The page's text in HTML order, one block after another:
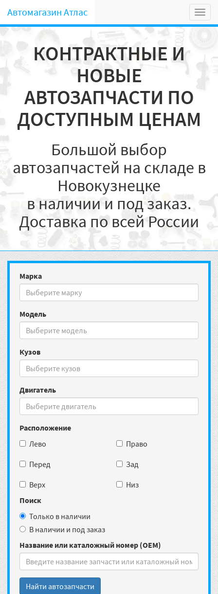
Автомагазин Атлас
КОНТРАКТНЫЕ И
НОВЫЕ
АВТОЗАПЧАСТИ ПО
ДОСТУПНЫМ ЦЕНАМ
Большой выбор
автозапчастей на складе в
Новокузнецке
в наличии и под заказ.
Доставка по всей России
Марка
Модель
Кузов
Двигатель
Расположение
Лево
Право
Перед Зад
Верх
Низ
Поиск
Только в наличии
В наличии и под заказ
Название или каталожный номер (OEM)
Найти автозапчасти